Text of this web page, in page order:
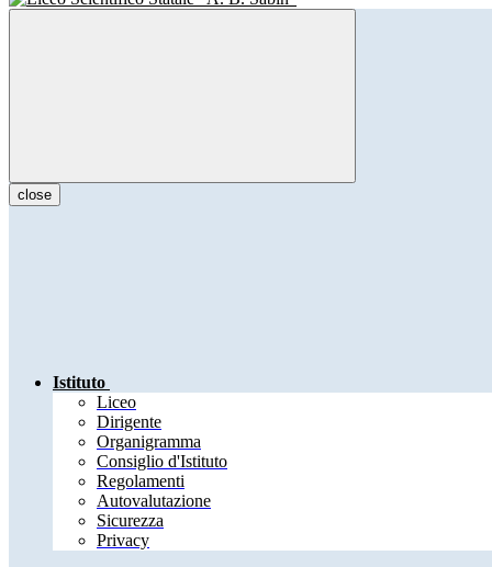
close
Istituto
Liceo
Dirigente
Organigramma
Consiglio d'Istituto
Regolamenti
Autovalutazione
Sicurezza
Privacy